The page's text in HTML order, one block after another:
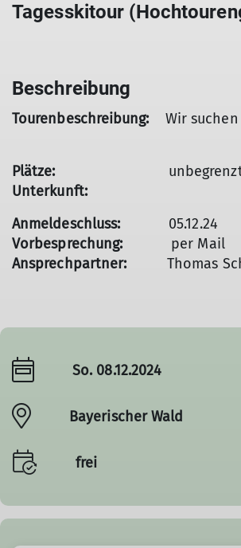
Tagesskitour
Beschreibung
Tourenbeschreibung: Wir
Plätze:
Unterkunft:
Anmeldeschluss:
05.12.24
Vorbesprechung:
per Mail
Ansprechpartner:
Thomas
So. 08.12.2024
Bayerischer Wald
frei